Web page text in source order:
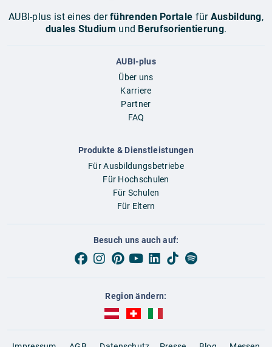
AUBI-plus ist eines derführenden Portale für Ausbildung,
duales Studium und Berufsorientierung.
AUBI-plus
Über uns
Karriere
Partner
FAQ
Produkte & Dienstleistungen
Für Ausbildungsbetriebe
Für Hochschulen
Für Schulen
Für Eltern
Besuch uns auch auf:
Region ändern:
AUBI-plus Österreich (deutsch)
AUBI-plus Schweiz (deutsch)
AUBI-plus Italien (deutsch)